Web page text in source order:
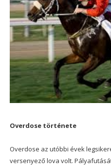
Overdose története
Overdose az utóbbi évek
versenyező lova volt.